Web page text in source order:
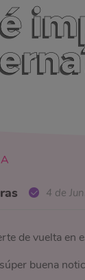
4 de
de vuelta en
buena